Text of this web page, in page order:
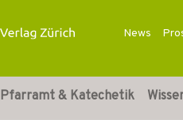
News
Pfarramt & Katechetik